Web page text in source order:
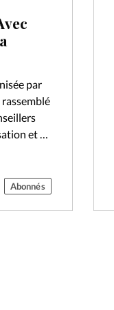
par
et se
Abonnés